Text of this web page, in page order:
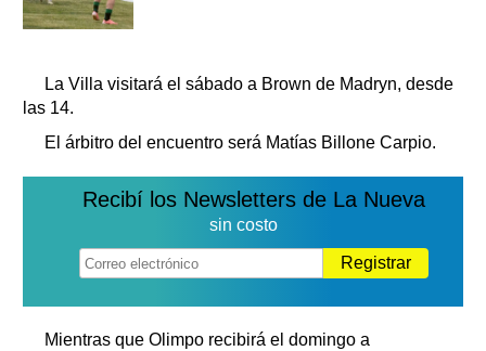
La Villa visitará el sábado a Brown de Madryn, desde
las 14.
El árbitro del encuentro será Matías Billone Carpio.
Recibí los Newsletters de La Nueva
sin costo
Registrar
Mientras que Olimpo recibirá el domingo a